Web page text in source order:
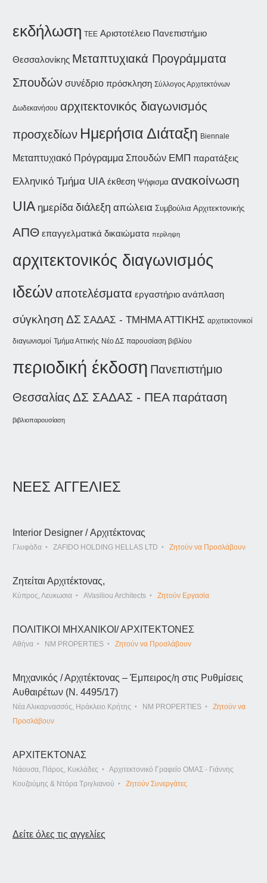
εκδήλωση ΤΕΕ Αριστοτέλειο Πανεπιστήμιο
Θεσσαλονίκης Μεταπτυχιακά Προγράμματα
Σπουδών συνέδριο πρόσκληση Σύλλογος Αρχιτεκτόνων
Δωδεκανήσου αρχιτεκτονικός διαγωνισμός
προσχεδίων Ημερήσια Διάταξη Biennale
Μεταπτυχιακό Πρόγραμμα Σπουδών ΕΜΠ παρατάξεις
Ελληνικό Τμήμα UIA έκθεση Ψήφισμα ανακοίνωση
UIA ημερίδα διάλεξη απώλεια Συμβούλια Αρχιτεκτονικής
ΑΠΘ επαγγελματικά δικαιώματα περίληψη
αρχιτεκτονικός διαγωνισμός
ιδεών αποτελέσματα εργαστήριο ανάπλαση
σύγκληση ΔΣ ΣΑΔΑΣ - ΤΜΗΜΑ ΑΤΤΙΚΗΣ αρχιτεκτονικοί
διαγωνισμοί Τμήμα Αττικής Νέο ΔΣ παρουσίαση βιβλίου
περιοδική έκδοση Πανεπιστήμιο
Θεσσαλίας ΔΣ ΣΑΔΑΣ - ΠΕΑπαράταση
βιβλιοπαρουσίαση
ΝΕΕΣ ΑΓΓΕΛΙΕΣ
Interior Designer / Αρχιτέκτονας
Γλυφάδα ZAFIDO HOLDING HELLAS LTD Ζητούν να Προσλάβουν
Ζητείται Αρχιτέκτονας,
Κύπρος, Λευκωσια AVasiliou Architects Ζητούν Εργασία
ΠΟΛΙΤΙΚΟΙ ΜΗΧΑΝΙΚΟΙ/ ΑΡΧΙΤΕΚΤΟΝΕΣ
Αθήνα NM PROPERTIES Ζητούν να Προσλάβουν
Μηχανικός / Αρχιτέκτονας – Έμπειρος/η στις Ρυθμίσεις
Αυθαιρέτων (Ν. 4495/17)
Νέα Αλικαρνασσός, Ηράκλειο Κρήτης NM PROPERTIES
Ζητούν να
Προσλάβουν
ΑΡΧΙΤΕΚΤΟΝΑΣ
Νάουσα, Πάρος, Κυκλάδες
Αρχιτεκτονικό Γραφείο ΟΜΑΣ - Γιάννης
Κουζούμης & Ντόρα Τριγλιανού
Ζητούν Συνεργάτες
Δείτε όλες τις αγγελίες